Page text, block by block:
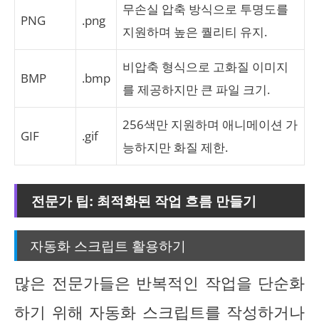
PNG .png
무손실 압축 방식으로 투명도를
지원하며 높은 퀄리티 유지.
BMP .bmp
비압축 형식으로 고화질 이미지
를 제공하지만 큰 파일 크기.
GIF .gif
256색만 지원하며 애니메이션 가
능하지만 화질 제한.
전문가 팁: 최적화된 작업 흐름 만들기
자동화 스크립트 활용하기
많은 전문가들은 반복적인 작업을 단순화
하기 위해 자동화 스크립트를 작성하거나